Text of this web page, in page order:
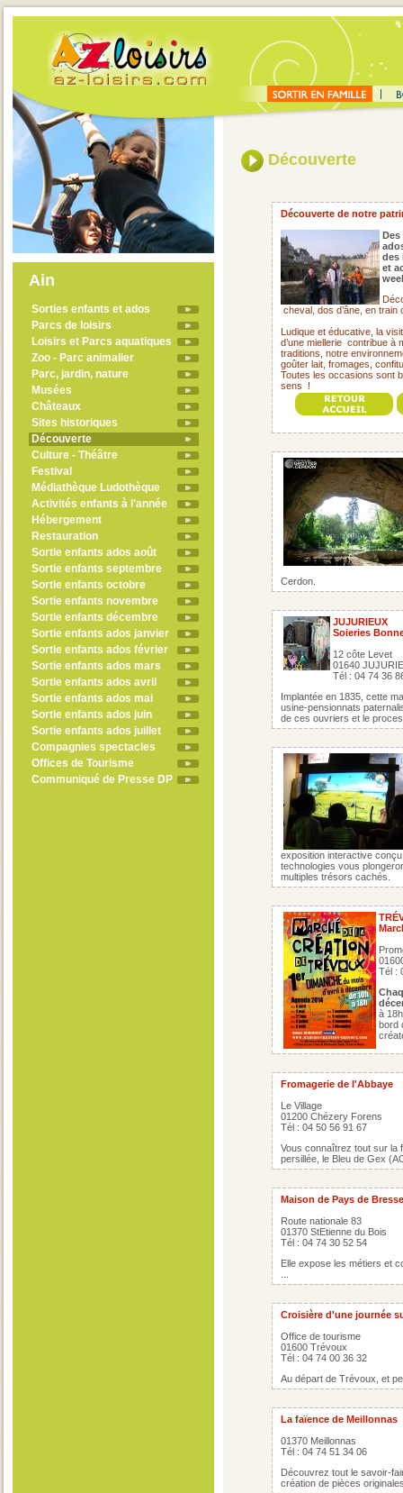
Ain
Sorties enfants et ados
Parcs de loisirs
Loisirs et Parcs aquatiques
Zoo - Parc animalier
Parc, jardin, nature
Musées
Châteaux
Sites historiques
Découverte
Culture - Théâtre
Festival
Médiathèque Ludothèque
Activités enfants à l'année
Hébergement
Restauration
Sortie enfants ados août
Sortie enfants septembre
Sortie enfants octobre
Sortie enfants novembre
Sortie enfants décembre
Sortie enfants ados janvier
Sortie enfants ados février
Sortie enfants ados mars
Sortie enfants ados avril
Sortie enfants ados mai
Sortie enfants ados juin
Sortie enfants ados juillet
Compagnies spectacles
Offices de Tourisme
Communiqué de Presse DP
Découverte
Découverte de notre
Des
des
et
cheval, dos d’âne, en
Ludique et éducative, la
d’une miellerie contribue à
traditions, notre
goûter lait, fromages,
Toutes les occasions sont
sens !
Cerdon.
JUJURIEUX
Soieries
12 côte Levet
01640
Tél : 04 74 36
Implantée en 1835, cette
usine-pensionnats
de ces ouvriers et le
exposition interactive
technologies vous
multiples trésors cachés.
Tél :
à
bord
Fromagerie de l'Abbaye
Le Village
01200 Chézery Forens
Tél : 04 50 56 91 67
Vous connaîtrez tout sur la
persillée, le Bleu de Gex
Maison de Pays de Bresse
Route nationale 83
01370 StEtienne du Bois
Tél : 04 74 30 52 54
Elle expose les métiers et
Croisière d'une journée
Office de tourisme
01600 Trévoux
Tél : 04 74 00 36 32
Au départ de Trévoux, et
La faïence de Meillonnas
01370 Meillonnas
Tél : 04 74 51 34 06
Découvrez tout le savoir-
création de pièces